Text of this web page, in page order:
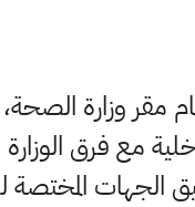
وزارة الصحة،
مع فرق
الجهات